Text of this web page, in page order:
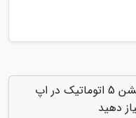
به "عکس ها و ویدیوهای پلی استیشن 5 اتوماتیک در اپ
دهید